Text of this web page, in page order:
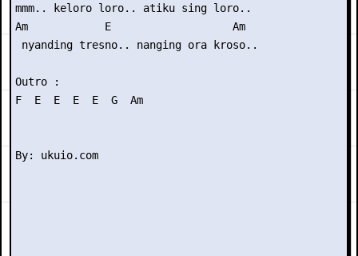
mmm.. keloro loro.. atiku sing loro..
Am            E                   Am
nyanding tresno.. nanging ora kroso..
Outro :
F  E  E  E  E  G  Am